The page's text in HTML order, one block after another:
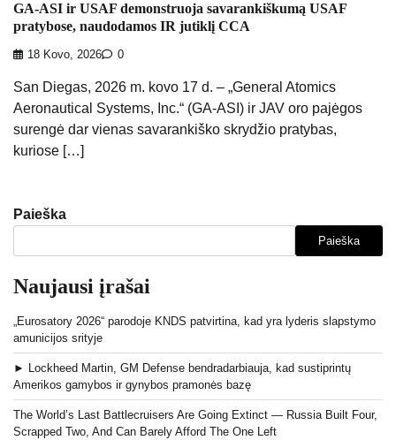
GA-ASI ir USAF demonstruoja savarankiškumą USAF
pratybose, naudodamos IR jutiklį CCA
18 Kovo, 2026 0
San Diegas, 2026 m. kovo 17 d. – „General Atomics
Aeronautical Systems, Inc.“ (GA-ASI) ir JAV oro pajėgos
surengė dar vienas savarankiško skrydžio pratybas,
kuriose […]
Paieška
Paieška
Naujausi įrašai
„Eurosatory 2026“ parodoje KNDS patvirtina, kad yra lyderis slapstymo
amunicijos srityje
► Lockheed Martin, GM Defense bendradarbiauja, kad sustiprintų
Amerikos gamybos ir gynybos pramonės bazę
The World’s Last Battlecruisers Are Going Extinct — Russia Built Four,
Scrapped Two, And Can Barely Afford The One Left